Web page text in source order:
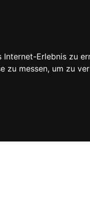
Erlebnis zu
messen, um zu